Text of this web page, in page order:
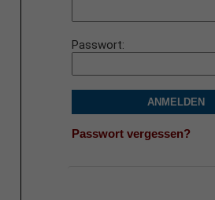
Passwort
ANMELDEN
Passwort vergessen?